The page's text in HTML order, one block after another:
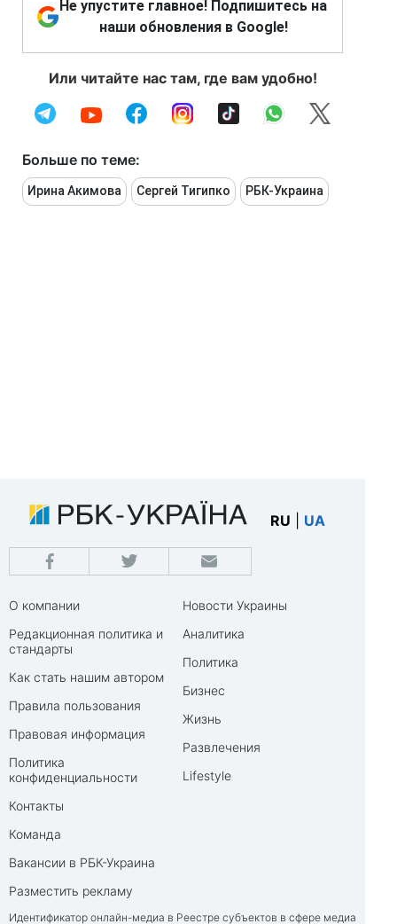
Не упустите главное! Подпишитесь на
наши обновления в Google!
Или читайте нас там, где вам удобно!
Больше по теме:
Ирина Акимова Сергей Тигипко РБК-Украина
RU UA
О компании
Редакционная политика и
стандарты
Как стать нашим автором
Правила пользования
Правовая информация
Политика
конфиденциальности
Контакты
Команда
Вакансии в РБК-Украина
Разместить рекламу
Новости Украины
Аналитика
Политика
Бизнес
Жизнь
Развлечения
Lifestyle
Идентификатор онлайн-медиа в Реестре субъектов в сфере медиа